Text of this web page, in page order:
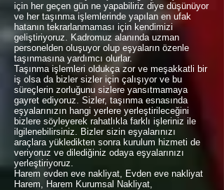
için her geçen gün ne yapabiliriz diye düşünüyor
ve her taşınma işlemlerinde yapılan en ufak
hatanın tekrarlanmaması için kendimizi
geliştiriyoruz. Kadromuz alanında uzman
personelden oluşuyor olup eşyaların özenle
taşınmasına yardımcı olurlar.
Taşınma işlemleri oldukça zor ve meşakkatli bir
iş olsa da bizler sizler için çalışıyor ve bu
süreçlerin zorluğunu sizlere yansıtmamaya
gayret ediyoruz. Sizler, taşınma esnasında
eşyalarınızın hangi yerlere yerleştirileceğini
bizlere söyleyerek rahatlıkla farklı işleriniz ile
ilgilenebilirsiniz. Bizler sizin eşyalarınızı
araçlara yükledikten sonra kurulum hizmeti de
veriyoruz ve dilediğiniz odaya eşyalarınızı
yerleştiriyoruz.
Harem evden eve nakliyat, Evden eve nakliyat
Harem, Harem Kurumsal Nakliyat,